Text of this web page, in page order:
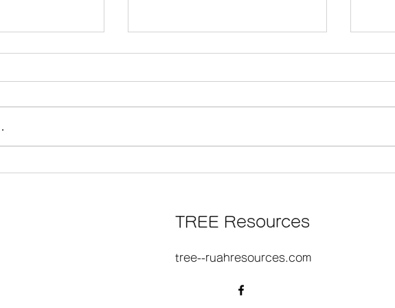
なし、そこに
そのと たれまくと じゅうじ
『見
TREE Resources
tree--ruahresources.com